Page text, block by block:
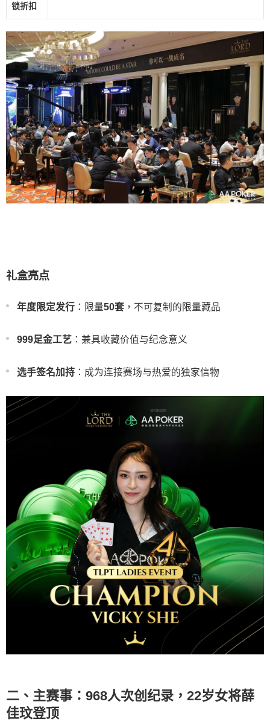
锁折扣
礼盒亮点
年度限定发行 ：限量50套 ，不可复制的限量藏品
999足金工艺 ：兼具收藏价值与纪念意义
选手签名加持 ：成为连接赛场与热爱的独家信物
二、主赛事：968人次创纪录，22岁女将薛
佳玟登顶